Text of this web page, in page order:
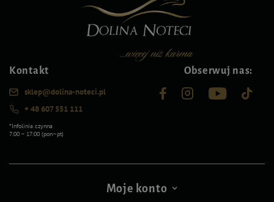
Kontakt
sklep@dolina-noteci.pl
+ 48 607 551 111
*Infolinia czynna
7:00 – 17:00 (pon–pt)
Obserwuj nas:
Moje konto